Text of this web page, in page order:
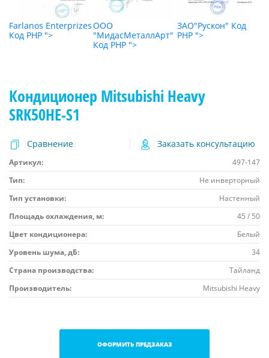
Farlanos Enterprizes
Код PHP ">
ООО
"МидасМеталлАрт"
Код PHP ">
ЗАО"Рускон" Код
PHP ">
Кондиционер Mitsubishi Heavy
SRK50HE-S1
Сравнение Заказать консультацию
Артикул:
497-147
Тип:
Не инверторный
Тип установки:
Настенный
Площадь охлаждения, м:
45 / 50
Цвет кондиционера:
Белый
Уровень шума, дБ:
34
Страна производства:
Тайланд
Производитель:
Mitsubishi Heavy
ОФОРМИТЬ ПРЕДЗАКАЗ